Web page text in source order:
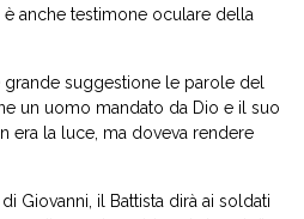
anche testimone oculare della
suggestione le parole del
un uomo mandato da Dio e il suo
era la luce, ma doveva rendere
Giovanni, il Battista dirà ai soldati